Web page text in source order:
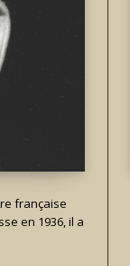
française
en 1936, il a